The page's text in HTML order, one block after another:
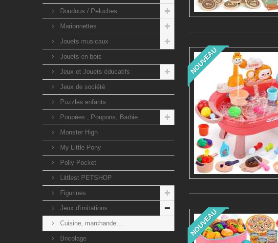
Doudous / Peluches
Marionnettes
Jouets musicaux
Jouets en bois
Jeux et Jouets éducatifs
Jeux de société
Puzzles enfants
Poupées , Poupons, Barbie....
Monster High
My Little Pony
Polly Pocket
Littlest PETSHOP
Figurines
Jeux d'imitations
Cuisine, marchande....
Bricolage
NOUVEAU
NOUVEAU